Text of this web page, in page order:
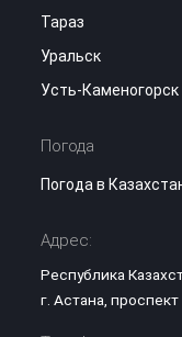
Тараз
Уральск
Усть-Каменогорск
Погода
Погода в
Адрес:
Республика
г. Астана,